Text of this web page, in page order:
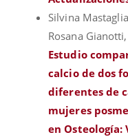
Silvina
Rosana
Estudio
calcio de dos
diferentes de
mujeres
en Osteología: